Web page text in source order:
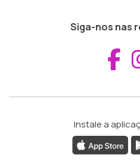
Siga-nos nas
Instale a